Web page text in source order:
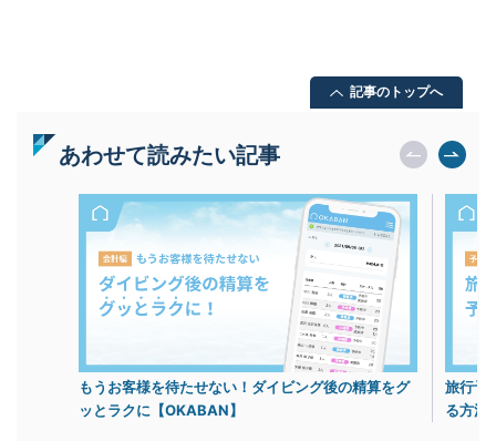
記事のトップへ
あわせて読みたい記事
もうお客様を待たせない！ダイビング後の精算をグ
ッとラクに【OKABAN】
旅行予
る方法